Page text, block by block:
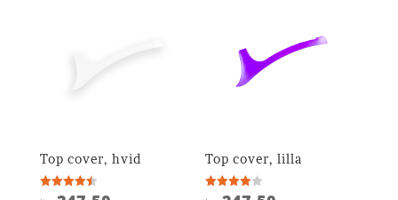
Top cover, hvid
Vurderet
Top cover, lilla
Vurderet